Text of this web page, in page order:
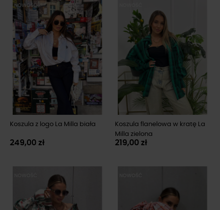
NOWOŚĆ
Koszula z logo La Milla biała
249,00 zł
Koszula flanelowa w kratę La
Milla zielona
219,00 zł